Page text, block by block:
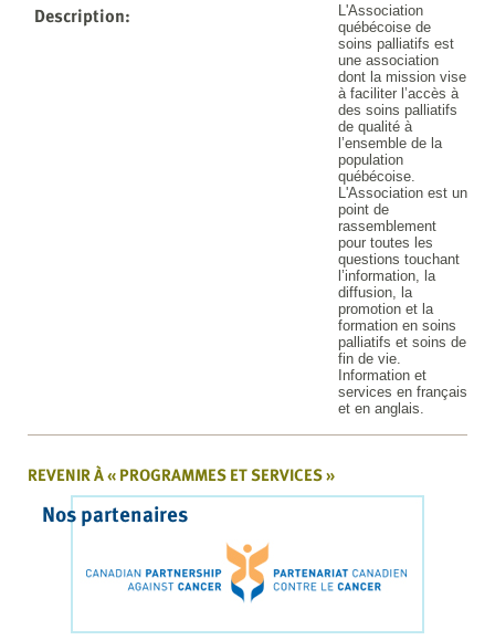
Description:
L'Association
québécoise de
soins palliatifs est
une association
dont la mission vise
à faciliter l’accès à
des soins palliatifs
de qualité à
l’ensemble de la
population
québécoise.
L'Association est un
point de
rassemblement
pour toutes les
questions touchant
l’information, la
diffusion, la
promotion et la
formation en soins
palliatifs et soins de
fin de vie.
Information et
services en français
et en anglais.
REVENIR À « PROGRAMMES ET SERVICES »
Nos partenaires